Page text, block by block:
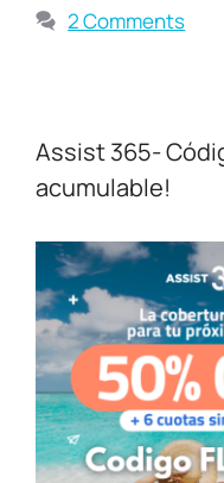
2 Comments
Assist 365-
acumulable!